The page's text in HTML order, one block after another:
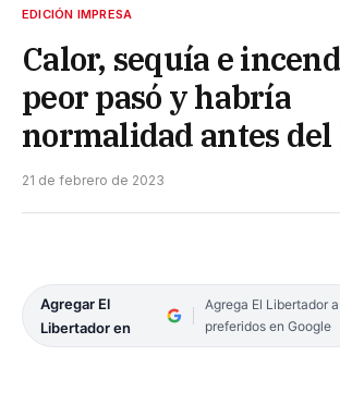
EDICIÓN IMPRESA
Calor, sequía e
peor pasó y habría
normalidad antes
21 de febrero de 2023
Agregar El
Libertador en
Agrega El Libertador
preferidos en Google